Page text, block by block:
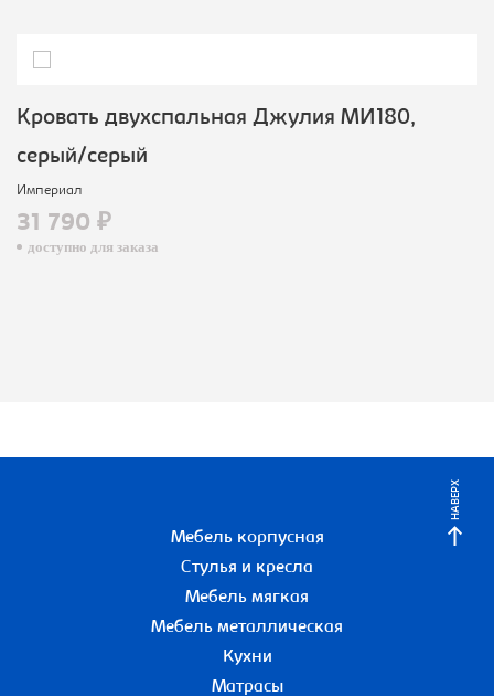
Кровать двухспальная Джулия МИ180,
серый/серый
Империал
31 790 ₽
доступно для заказа
НАВЕРХ
Мебель корпусная
Стулья и кресла
Мебель мягкая
Мебель металлическая
Кухни
Матрасы